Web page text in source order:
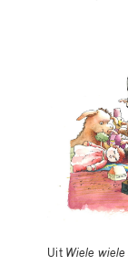
Uit Wiele wiele